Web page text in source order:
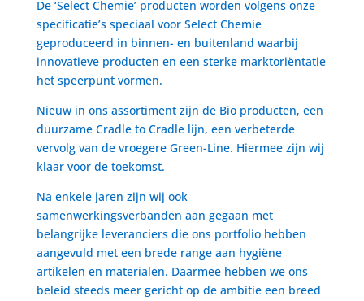
De ‘Select Chemie’ producten worden volgens onze
specificatie’s speciaal voor Select Chemie
geproduceerd in binnen- en buitenland waarbij
innovatieve producten en een sterke marktoriëntatie
het speerpunt vormen.
Nieuw in ons assortiment zijn de Bio producten, een
duurzame Cradle to Cradle lijn, een verbeterde
vervolg van de vroegere Green-Line. Hiermee zijn wij
klaar voor de toekomst.
Na enkele jaren zijn wij ook
samenwerkingsverbanden aan gegaan met
belangrijke leveranciers die ons portfolio hebben
aangevuld met een brede range aan hygiëne
artikelen en materialen. Daarmee hebben we ons
beleid steeds meer gericht op de ambitie een breed